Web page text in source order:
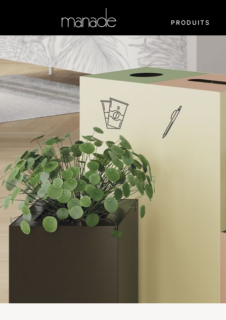
PRODUITS